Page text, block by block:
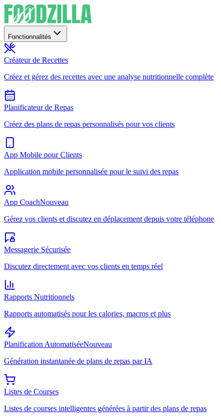
Fonctionnalités
Créateur de Recettes
Créez et gérez des recettes avec une analyse nutritionnelle complète
Planificateur de Repas
Créez des plans de repas personnalisés pour vos clients
App Mobile pour Clients
Application mobile personnalisée pour le suivi des repas
App CoachNouveau
Gérez vos clients et discutez en déplacement depuis votre téléphone
Messagerie Sécurisée
Discutez directement avec vos clients en temps réel
Rapports Nutritionnels
Rapports automatisés pour les calories, macros et plus
Planification AutomatiséeNouveau
Génération instantanée de plans de repas par IA
Listes de Courses
Listes de courses intelligentes générées à partir des plans de repas